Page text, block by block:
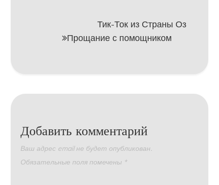
Тик-Ток из Страны Оз
Прощание с помощником
Добавить комментарий
Ваш адрес email не будет опубликован.
Обязательные поля помечены *